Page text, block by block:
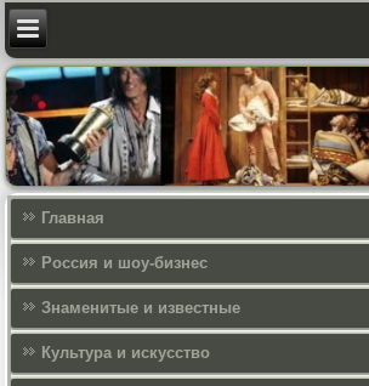
Главная
Россия и шоу-бизнес
Знаменитые и известные
Культура и искусcтво